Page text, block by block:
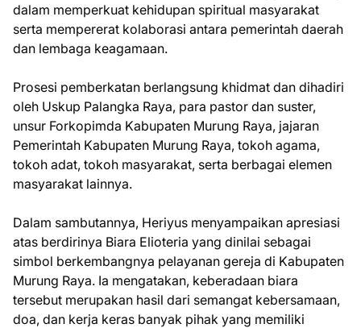
dalam memperkuat kehidupan spiritual masyarakat
serta mempererat kolaborasi antara pemerintah daerah
dan lembaga keagamaan.
Prosesi pemberkatan berlangsung khidmat dan dihadiri
oleh Uskup Palangka Raya, para pastor dan suster,
unsur Forkopimda Kabupaten Murung Raya, jajaran
Pemerintah Kabupaten Murung Raya, tokoh agama,
tokoh adat, tokoh masyarakat, serta berbagai elemen
masyarakat lainnya.
Dalam sambutannya, Heriyus menyampaikan apresiasi
atas berdirinya Biara Elioteria yang dinilai sebagai
simbol berkembangnya pelayanan gereja di Kabupaten
Murung Raya. Ia mengatakan, keberadaan biara
tersebut merupakan hasil dari semangat kebersamaan,
doa, dan kerja keras banyak pihak yang memiliki